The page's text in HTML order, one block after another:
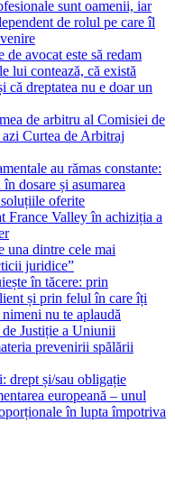
sunt oamenii, iar
de rolul pe care îl
avocat este să redam
lui contează, că există
că dreptatea nu e doar un
de arbitru al Comisiei de
Curtea de Arbitraj
au rămas constante:
dosare și asumarea
oferite
France Valley în achiziția a
una dintre cele mai
juridice”
în tăcere: prin
și prin felul în care îți
nu te aplaudă
Justiție a Uniunii
prevenirii spălării
drept și/sau obligație
europeană – unul
în lupta împotriva